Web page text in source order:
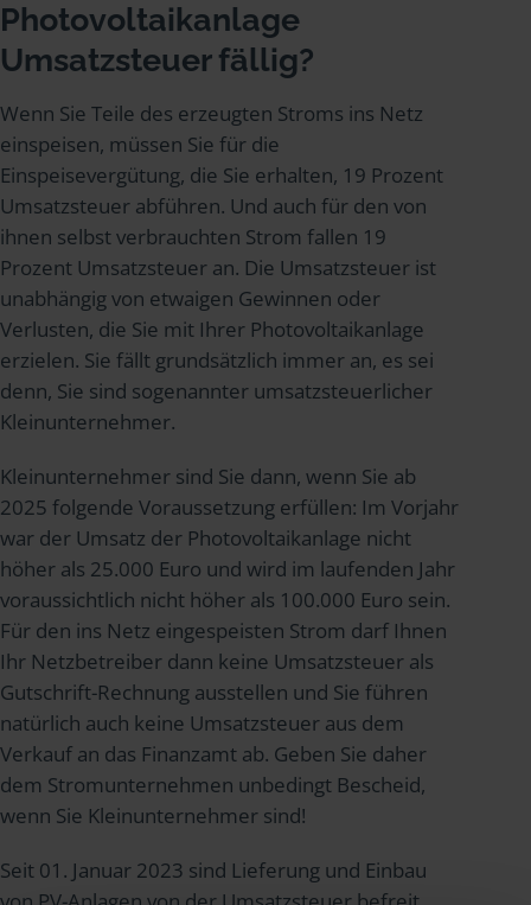
Photovoltaikanlage
Umsatzsteuer fällig?
Wenn Sie Teile des erzeugten Stroms ins Netz
einspeisen, müssen Sie für die
Einspeisevergütung, die Sie erhalten, 19 Prozent
Umsatzsteuer abführen. Und auch für den von
ihnen selbst verbrauchten Strom fallen 19
Prozent Umsatzsteuer an. Die Umsatzsteuer ist
unabhängig von etwaigen Gewinnen oder
Verlusten, die Sie mit Ihrer Photovoltaikanlage
erzielen. Sie fällt grundsätzlich immer an, es sei
denn, Sie sind sogenannter umsatzsteuerlicher
Kleinunternehmer.
Kleinunternehmer sind Sie dann, wenn Sie ab
2025 folgende Voraussetzung erfüllen: Im Vorjahr
war der Umsatz der Photovoltaikanlage nicht
höher als 25.000 Euro und wird im laufenden Jahr
voraussichtlich nicht höher als 100.000 Euro sein.
Für den ins Netz eingespeisten Strom darf Ihnen
Ihr Netzbetreiber dann keine Umsatzsteuer als
Gutschrift-Rechnung ausstellen und Sie führen
natürlich auch keine Umsatzsteuer aus dem
Verkauf an das Finanzamt ab. Geben Sie daher
dem Stromunternehmen unbedingt Bescheid,
wenn Sie Kleinunternehmer sind!
Seit 01. Januar 2023 sind Lieferung und Einbau